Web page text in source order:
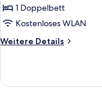
1 Doppelbett
Kostenloses WLAN
Weitere Details
Weitere
Doppelzimmer